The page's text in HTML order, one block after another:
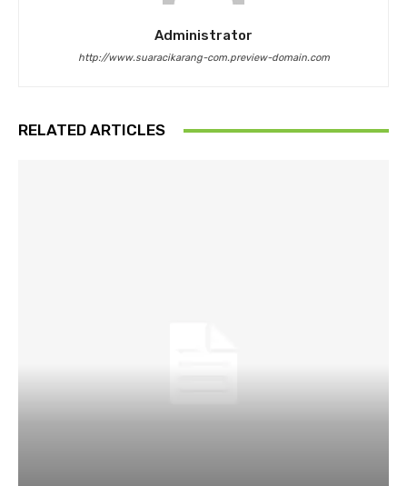
Administrator
http://www.suaracikarang-com.preview-domain.com
RELATED ARTICLES